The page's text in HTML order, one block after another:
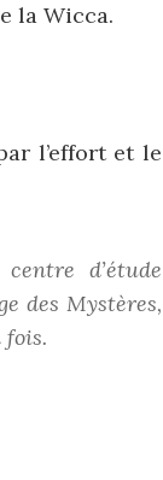
la Wicca.
l’effort et le
d’étude
des Mystères,